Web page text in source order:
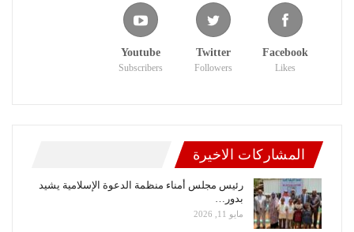
Facebook
Likes
Twitter
Followers
Youtube
Subscribers
المشاركات الاخيرة
رئيس مجلس أمناء منظمة الدعوة الإسلامية يشيد
بدور…
مايو 11, 2026